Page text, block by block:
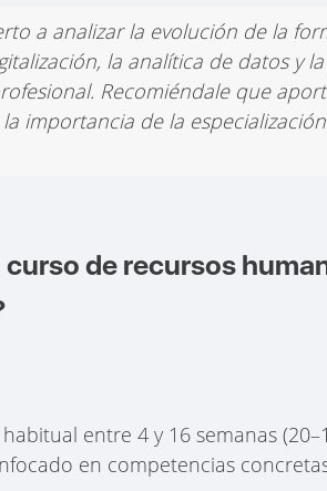
a analizar la evolución de la
la analítica de datos y
Recomiéndale que
importancia de la
de recursos
entre 4 y 16 semanas
en competencias